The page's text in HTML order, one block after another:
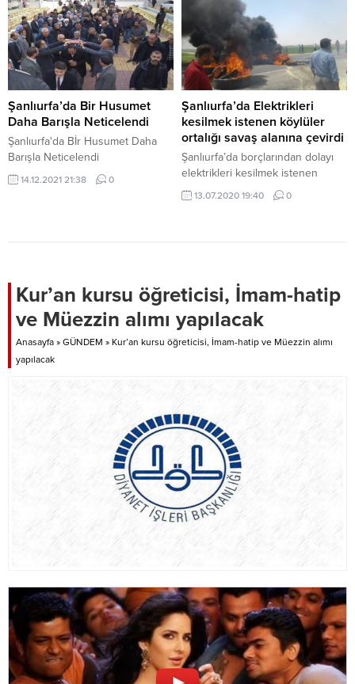
yerlerinde ziyaret ederek "maske
ve sosyal mesafe kuralları"
konusunda uyarılarda bulundu.
Şanlıurfa’da Bir Husumet
Daha Barışla Neticelendi
Şanlıurfa'da Bİr Husumet Daha
Barışla Neticelendi
14.12.2021 21:38 0
Şanlıurfa’da Elektrikleri
kesilmek istenen köylüler
ortalığı savaş alanına çevirdi
Şanlıurfa’da borçlarından dolayı
elektrikleri kesilmek istenen
köylüler, lastik yakıp yolu trafiğe
13.07.2020 19:40 0
Kur’an kursu öğreticisi, İmam-hatip
ve Müezzin alımı yapılacak
Anasayfa » GÜNDEM » Kur’an kursu öğreticisi, İmam-hatip ve Müezzin alımı
yapılacak